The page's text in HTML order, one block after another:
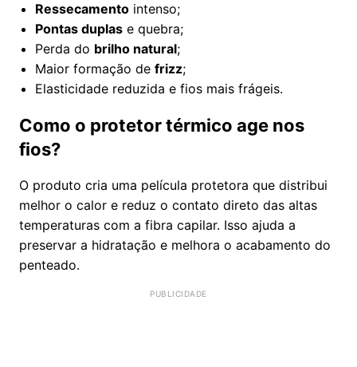
Ressecamento intenso;
Pontas duplas e quebra;
Perda do brilho natural;
Maior formação de frizz;
Elasticidade reduzida e fios mais frágeis.
Como o protetor térmico age nos
fios?
O produto cria uma película protetora que distribui
melhor o calor e reduz o contato direto das altas
temperaturas com a fibra capilar. Isso ajuda a
preservar a hidratação e melhora o acabamento do
penteado.